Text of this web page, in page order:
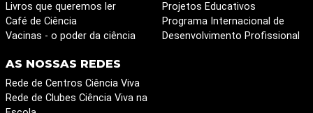
Livros que queremos ler
Café de Ciência
Vacinas - o poder da ciência
Projetos Educativos
Programa Internacional de
Desenvolvimento Profissional
AS NOSSAS REDES
Rede de Centros Ciência Viva
Rede de Clubes Ciência Viva na